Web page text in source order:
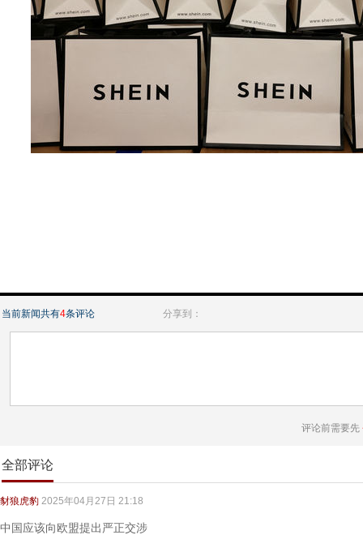
当前新闻共有4条评论 分享到：
评论前需要先
全部评论
豺狼虎豹 2025年04月27日 21:18
中国应该向欧盟提出严正交涉